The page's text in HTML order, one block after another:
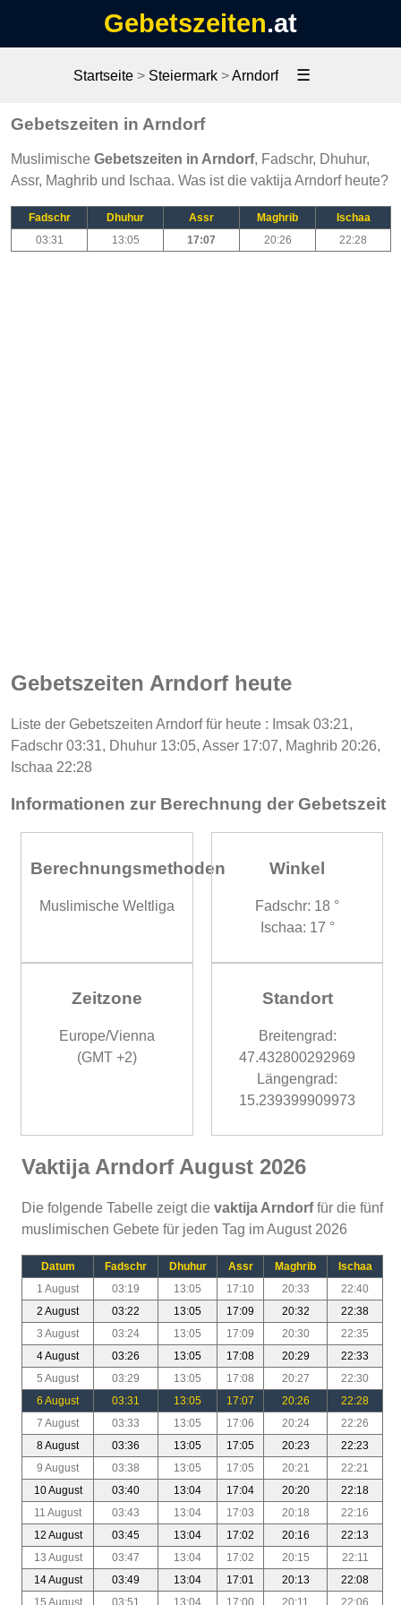
Gebetszeiten.at
Startseite> Steiermark>Arndorf ☰
Gebetszeiten in Arndorf
Muslimische Gebetszeiten in Arndorf, Fadschr, Dhuhur,
Assr, Maghrib und Ischaa. Was ist die vaktija Arndorf heute?
Fadschr Dhuhur Assr Maghrib
Ischaa
03:31
13:05 17:07 20:26 22:28
Gebetszeiten Arndorf heute
Liste der Gebetszeiten Arndorf für heute : Imsak 03:21,
Fadschr 03:31, Dhuhur 13:05, Asser 17:07, Maghrib 20:26,
Ischaa 22:28
Informationen zur Berechnung der Gebetszeit
Berechnungsmethoden
Muslimische Weltliga
Winkel
Fadschr: 18 °
Ischaa: 17 °
Zeitzone
Europe/Vienna
(GMT +2)
Standort
Breitengrad:
47.432800292969
Längengrad:
15.239399909973
Vaktija Arndorf August 2026
Die folgende Tabelle zeigt die vaktija Arndorffür die fünf
muslimischen Gebete für jeden Tag im August 2026
Datum Fadschr Dhuhur Assr Maghrib
Ischaa
1 August
03:19 13:05 17:10 20:33
22:40
2 August
03:22 13:05 17:09 20:32
22:38
3 August
03:24 13:05 17:09 20:30
22:35
4 August
03:26 13:05 17:08 20:29
22:33
5 August
03:29 13:05 17:08 20:27
22:30
6 August
03:31 13:05 17:07 20:26
22:28
7 August
03:33 13:05 17:06 20:24
22:26
8 August
03:36 13:05 17:05 20:23
22:23
9 August
03:38 13:05 17:05 20:21
22:21
10 August
03:40 13:04 17:04 20:20
22:18
11 August
03:43 13:04 17:03 20:18
22:16
12 August
03:45 13:04 17:02 20:16
22:13
13 August
03:47 13:04 17:02 20:15
22:11
14 August
03:49 13:04 17:01 20:13
22:08
15 August
03:51 13:04 17:00 20:11 22:06